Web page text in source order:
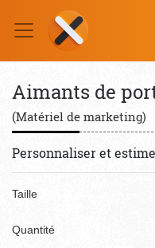
Aimants de
(Matériel de marketing)
Personnaliser et
Taille
Quantité